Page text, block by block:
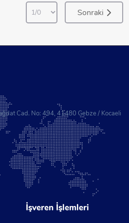
Sonraki
Cad. No: 494, 41480 Gebze / Kocaeli
İşveren İşlemleri